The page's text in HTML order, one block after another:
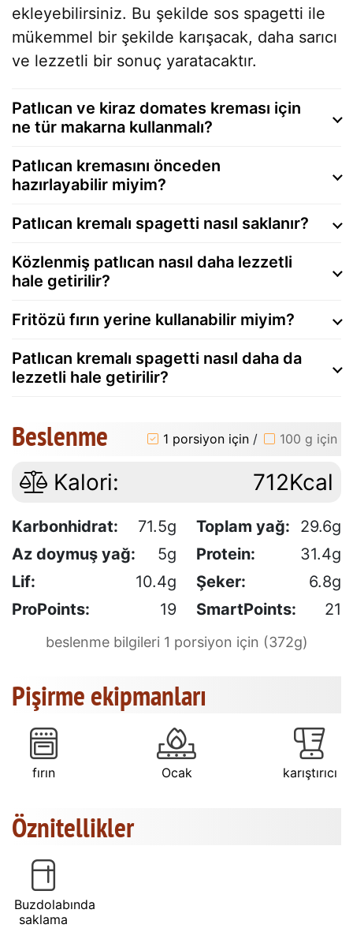
ekleyebilirsiniz. Bu şekilde sos spagetti ile
mükemmel bir şekilde karışacak, daha sarıcı
ve lezzetli bir sonuç yaratacaktır.
Patlıcan ve kiraz domates kreması için
ne tür makarna kullanmalı?
Patlıcan kremasını önceden
hazırlayabilir miyim?
Patlıcan kremalı spagetti nasıl saklanır?
Közlenmiş patlıcan nasıl daha lezzetli
hale getirilir?
Fritözü fırın yerine kullanabilir miyim?
Patlıcan kremalı spagetti nasıl daha da
lezzetli hale getirilir?
Beslenme 1 porsiyon için / 100 g için
Kalori: 712Kcal
Karbonhidrat: 71.5g Toplam yağ:
29.6g
Az doymuş yağ:
5g Protein:
31.4g
Lif:
10.4g Şeker:
6.8g
ProPoints:
19 SmartPoints: 21
beslenme bilgileri 1 porsiyon için (372g)
Pişirme ekipmanları
fırın Ocak karıştırıcı
Öznitellikler
Buzdolabında
saklama